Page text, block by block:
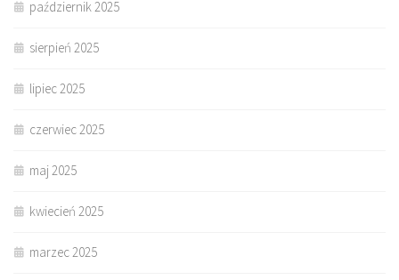
październik 2025
sierpień 2025
lipiec 2025
czerwiec 2025
maj 2025
kwiecień 2025
marzec 2025